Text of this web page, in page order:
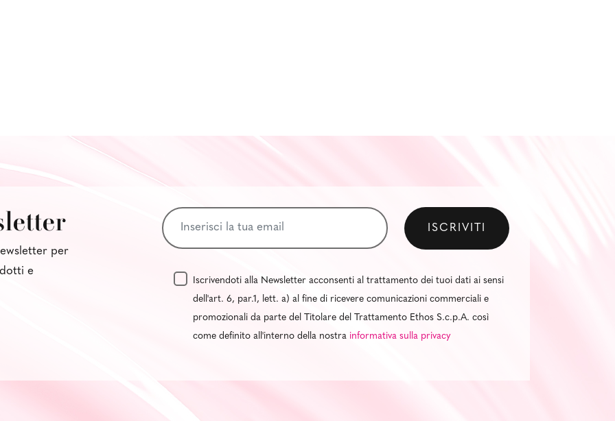
per
e
Iscrivendoti alla Newsletter acconsenti al trattamento dei tuoi dati ai sensi
dell'art. 6, par.1, lett. a) al fine di ricevere comunicazioni commerciali e
promozionali da parte del Titolare del Trattamento Ethos S.c.p.A. così
come definito all'interno della nostra informativa sulla privacy